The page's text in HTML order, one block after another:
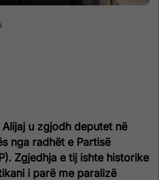
u zgjodh deputet në
nga radhët e Partisë
Zgjedhja e tij ishte historike
i parë me paralizë